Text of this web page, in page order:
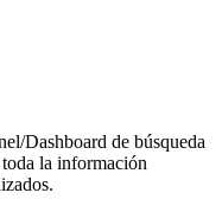
Dashboard de búsqueda
la información